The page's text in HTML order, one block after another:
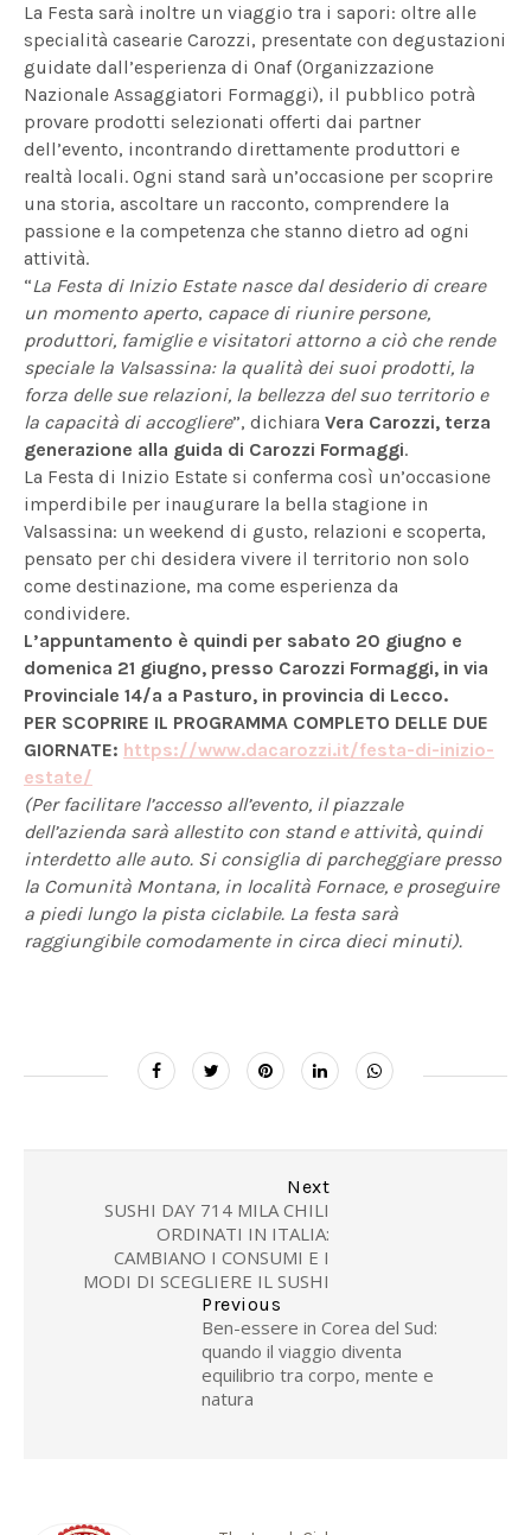
La Festa sarà inoltre un viaggio tra i sapori: oltre alle
specialità casearie Carozzi, presentate con degustazioni
guidate dall’esperienza di Onaf (Organizzazione
Nazionale Assaggiatori Formaggi), il pubblico potrà
provare prodotti selezionati offerti dai partner
dell’evento, incontrando direttamente produttori e
realtà locali. Ogni stand sarà un’occasione per scoprire
una storia, ascoltare un racconto, comprendere la
passione e la competenza che stanno dietro ad ogni
attività.
“La Festa di Inizio Estate nasce dal desiderio di creare
un momento aperto, capace di riunire persone,
produttori, famiglie e visitatori attorno a ciò che rende
speciale la Valsassina: la qualità dei suoi prodotti, la
forza delle sue relazioni, la bellezza del suo territorio e
la capacità di accogliere”, dichiara Vera Carozzi, terza
generazione alla guida di Carozzi Formaggi.
La Festa di Inizio Estate si conferma così un’occasione
imperdibile per inaugurare la bella stagione in
Valsassina: un weekend di gusto, relazioni e scoperta,
pensato per chi desidera vivere il territorio non solo
come destinazione, ma come esperienza da
condividere.
L’appuntamento è quindi per sabato 20 giugno e
domenica 21 giugno, presso Carozzi Formaggi, in via
Provinciale 14/a a Pasturo, in provincia di Lecco.
PER SCOPRIRE IL PROGRAMMA COMPLETO DELLE DUE
GIORNATE: https://www.dacarozzi.it/festa-di-inizio-
estate/
(Per facilitare l’accesso all’evento, il piazzale
dell’azienda sarà allestito con stand e attività, quindi
interdetto alle auto. Si consiglia di parcheggiare presso
la Comunità Montana, in località Fornace, e proseguire
a piedi lungo la pista ciclabile. La festa sarà
raggiungibile comodamente in circa dieci minuti).
Next
SUSHI DAY 714 MILA CHILI
ORDINATI IN ITALIA:
CAMBIANO I CONSUMI E I
MODI DI SCEGLIERE IL SUSHI
Previous
Ben-essere in Corea del Sud:
quando il viaggio diventa
equilibrio tra corpo, mente e
natura